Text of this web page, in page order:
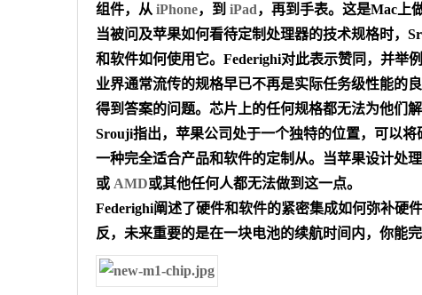
组件，从 iPhone，到 iPad，再到手表。这是Mac上
当被问及苹果如何看待定制处理器的技术规格时，
和软件如何使用它。Federighi对此表示赞同，并举
业界通常流传的规格早已不再是实际任务级性能的
得到答案的问题。芯片上的任何规格都无法为他们解
Srouji指出，苹果公司处于一个独特的位置，可以
一种完全适合产品和软件的定制从。当苹果设计处
或 AMD或其他任何人都无法做到这一点。
Federighi阐述了硬件和软件的紧密集成如何弥补硬
反，未来重要的是在一块电池的续航时间内，你能